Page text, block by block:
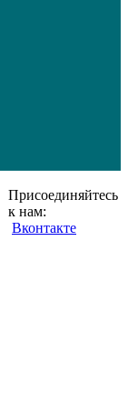
Присоединяйтесь
к нам:
Вконтакте